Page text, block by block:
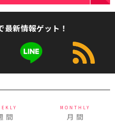
最新情報ゲット！
間
MONTHLY
月 間